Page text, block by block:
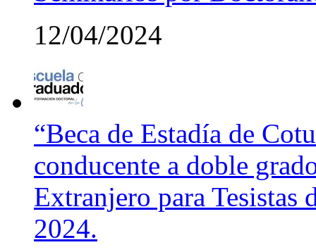
12/04/2024
“Beca de Estadía de
conducente a doble
Extranjero para Tesistas
2024.